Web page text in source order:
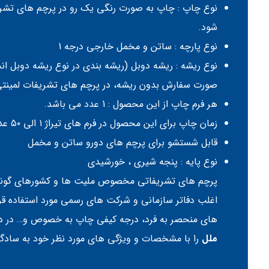
نوع چاپ : چاپ به صورت رنگی یک رو در پرچم های
شود.
نوع پارچه : ساتن و مخمل خارجی درجه 1
نوع ریشه : ریشه دوبل (ریشه بندی در نوع ریشه
صورت سفارش بدون ریشه، در پرچم های تشریفات
هر فرم چاپ از این محصول : 1 عدد می باشد.
زمان چاپ برای این محصول در فرم های تیراژ ۱ الی ۵۰ عدد ۳ روز کاری و در فرم های بالاتر از این تعداد ۵ الی ۷ روز کاری می باشد.
قابل شستشو برای پرچم های دورو ساتن و مخمل
نوع پایه : پنجه شیری ، خورشیدی
پرچم های تشریفاتی مخصوص ملیت ها و کشورهای
اغلب دفاتر سازمانی و شرکت های رسمی مورد استفاده
های منحصر به فرد، درجه کیفی چاپ به خصوص و… در
ملل را با مشخصات و ویژگی های مورد نظر خود به